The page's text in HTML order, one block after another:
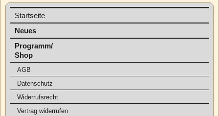
Startseite
Neues
Programm/
Shop
AGB
Datenschutz
Widerrufsrecht
Vertrag widerrufen